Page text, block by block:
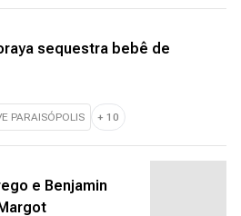
sequestra bebê de
PARAISÓPOLIS + 10
e Benjamin